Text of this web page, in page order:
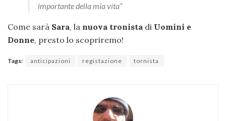
importante della mia vita”
Come sarà Sara, la nuova tronista di Uomini e
Donne, presto lo scopriremo!
Tags: anticipazioni registazione tornista